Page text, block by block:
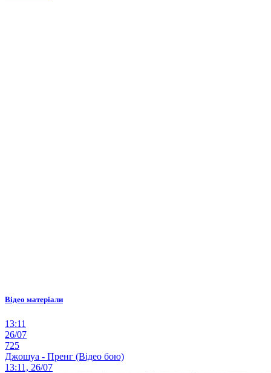
Відео матеріали
13:11
26/07
725
Джошуа - Пренг (Відео бою)
13:11, 26/07